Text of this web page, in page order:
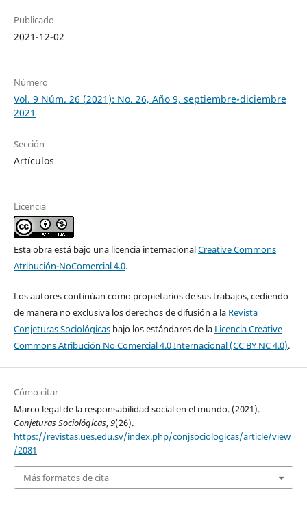
Publicado
2021-12-02
Número
Vol. 9 Núm. 26 (2021): No. 26, Año 9, septiembre-diciembre
2021
Sección
Artículos
Licencia
Esta obra está bajo una licencia internacionalCreative Commons
Atribución-NoComercial 4.0.
Los autores continúan como propietarios de sus trabajos, cediendo
de manera no exclusiva los derechos de difusión a la Revista
Conjeturas Sociológicasbajo los estándares de la Licencia Creative
Commons Atribución No Comercial 4.0 Internacional (CC BY NC 4.0).
Cómo citar
Marco legal de la responsabilidad social en el mundo. (2021).
Conjeturas Sociológicas,9(26).
https://revistas.ues.edu.sv/index.php/conjsociologicas/article/view
/2081
Más formatos de cita